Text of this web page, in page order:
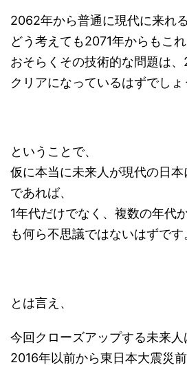
2062年から普通に現代に来れ
どう考えても2071年からもこれ
おそらくその技術的な問題は
クリアになっているはずでしょ
ということで、
仮に本当に未来人が現代の日
であれば、
1年代だけでなく、複数の年代
も何ら不思議ではないはずです
とは言え、
今回クローズアップする未来人
2016年以前から東日本大震災